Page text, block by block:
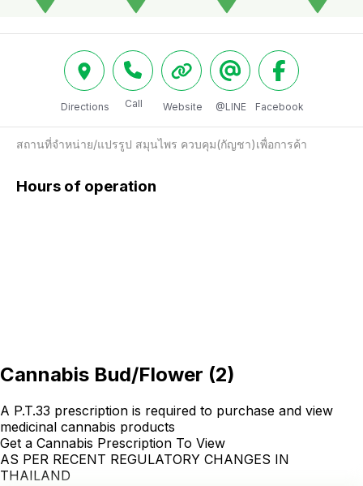
Directions Call Website @LINE Facebook
สถานที่จำหน่าย/แปรรูป สมุนไพร ควบคุม(กัญชา)เพื่อการค้า
Hours of operation
Cannabis Bud/Flower (2)
A P.T.33 prescription is required to purchase and view
medicinal cannabis products
Get a Cannabis Prescription To View
AS PER RECENT REGULATORY CHANGES IN
THAILAND